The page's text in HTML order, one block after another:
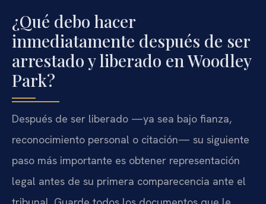
¿Qué debo hacer
inmediatamente después de ser
arrestado y liberado en Woodley
Park?
Después de ser liberado —ya sea bajo fianza,
reconocimiento personal o citación— su siguiente
paso más importante es obtener representación
legal antes de su primera comparecencia ante el